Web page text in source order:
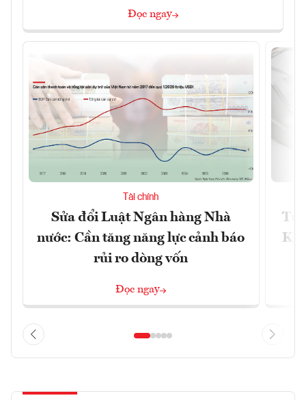
Đọc ngay
Tài chính
Sửa đổi Luật Ngân hàng Nhà
nước: Cần tăng năng lực cảnh báo
rủi ro dòng vốn
Đọc ngay
Từ